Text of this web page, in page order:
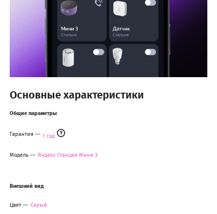
Основные характеристики
Общие параметры
Гарантия 1 год
Модель Яндекс Станция Мини 3
Внешний вид
Цвет Серый